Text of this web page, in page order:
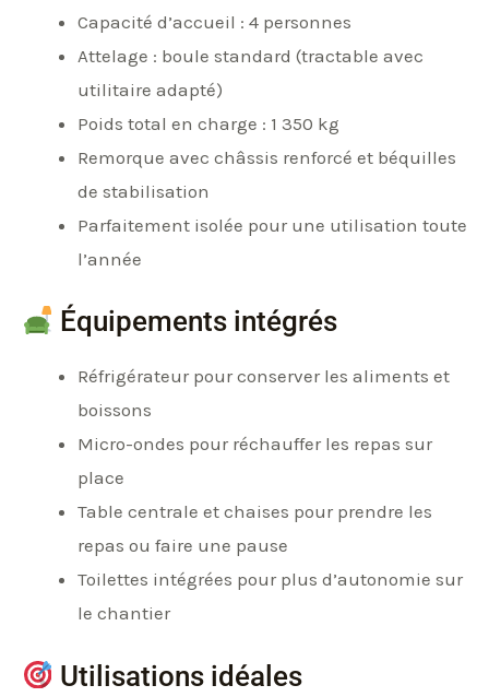
Capacité d’accueil : 4 personnes
Attelage : boule standard (tractable avec
utilitaire adapté)
Poids total en charge : 1 350 kg
Remorque avec châssis renforcé et béquilles
de stabilisation
Parfaitement isolée pour une utilisation toute
l’année
Équipements intégrés
Réfrigérateur pour conserver les aliments et
boissons
Micro-ondes pour réchauffer les repas sur
place
Table centrale et chaises pour prendre les
repas ou faire une pause
Toilettes intégrées pour plus d’autonomie sur
le chantier
Utilisations idéales